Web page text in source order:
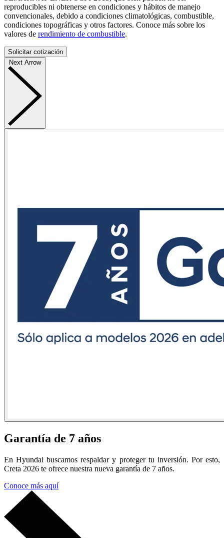
reproducibles ni obtenerse en condiciones y hábitos de manejo
convencionales, debido a condiciones climatológicas, combustible,
condiciones topográficas y otros factores. Conoce más sobre los
valores de rendimiento de combustible.
Solicitar cotización
Next Arrow
Garantía de 7 años​​
En Hyundai buscamos respaldar y proteger tu inversión. Por esto,
Creta 2026 te ofrece nuestra nueva garantía de 7 años.
Conoce más aquí